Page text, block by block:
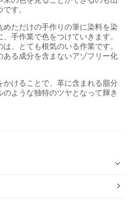
す。
ただけの手作りの筆に染料を染
手作業で色をつけていきます。
、とても根気のいる作業です。
ある成分を含まないアゾフリー化
けることで、革に含まれる脂分
ような独特のツヤとなって輝き